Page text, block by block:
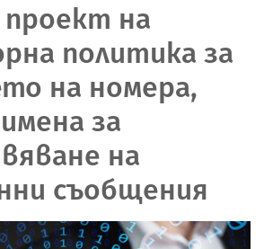
проект на
политика за
на номера,
за
на
съобщения